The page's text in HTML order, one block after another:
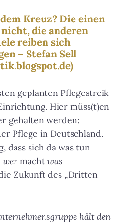
Kreuz? Die einen
nicht, die anderen
reiben sich
– Stefan Sell
geplanten Pflegestreik
Hier müss(t)en
gehalten werden:
Pflege in Deutschland.
dass sich da was tun
wer macht was
Zukunft des „Dritten
hält den